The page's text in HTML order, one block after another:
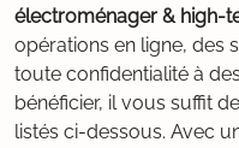
électroménager & high-
opérations en ligne, des
toute confidentialité à
bénéficier, il vous suffit
listés ci-dessous. Avec